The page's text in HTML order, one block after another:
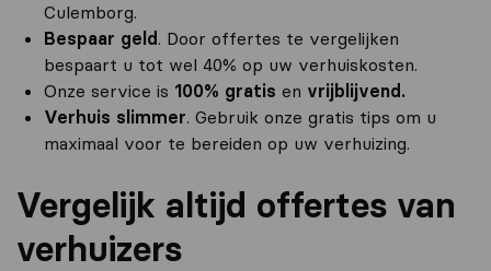
Culemborg.
Bespaar geld . Door offertes te vergelijken
bespaart u tot wel 40% op uw verhuiskosten.
Onze service is 100% gratis en vrijblijvend.
Verhuis slimmer. Gebruik onze gratis tips om u
maximaal voor te bereiden op uw verhuizing.
Vergelijk altijd offertes van
verhuizers